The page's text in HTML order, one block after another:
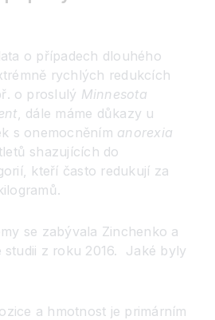
o případech dlouhého
rychlých redukcích
o proslulý Minnesota
, dále máme důkazy u
s onemocněním anorexia
shazujících do
kteří často redukují za
se zabývala Zinchenko a
studii z roku 2016. Jaké byly
a hmotnost je primárním